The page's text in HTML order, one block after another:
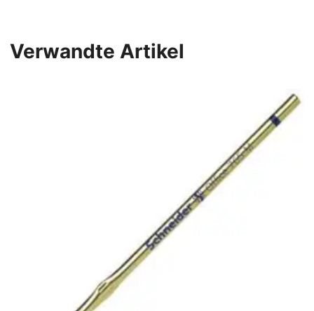
Verwandte Artikel